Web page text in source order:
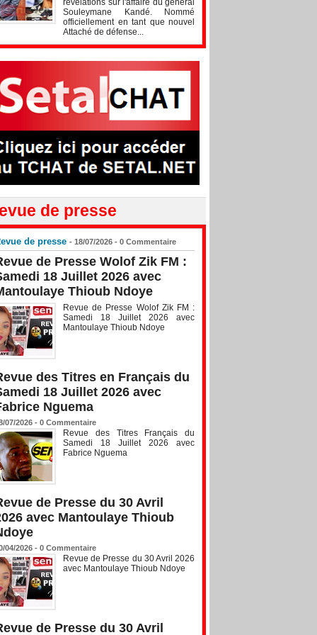
révélations sur l'affaire du général
Souleymane Kandé. Nommé
officiellement en tant que nouvel
Attaché de défense...
de presse
de presse - 18/07/2026 - 0 Commentaire
de Presse Wolof Zik FM :
18 Juillet 2026 avec
Thioub Ndoye
Revue de Presse Wolof Zik FM :
Samedi 18 Juillet 2026 avec
Mantoulaye Thioub Ndoye
des Titres en Français du
18 Juillet 2026 avec
Nguema
07/2026 - 0 Commentaire
Revue des Titres Français du
Samedi 18 Juillet 2026 avec
Fabrice Nguema
de Presse du 30 Avril
avec Mantoulaye Thioub
04/2026 - 0 Commentaire
Revue de Presse du 30 Avril 2026
avec Mantoulaye Thioub Ndoye
de Presse du 30 Avril